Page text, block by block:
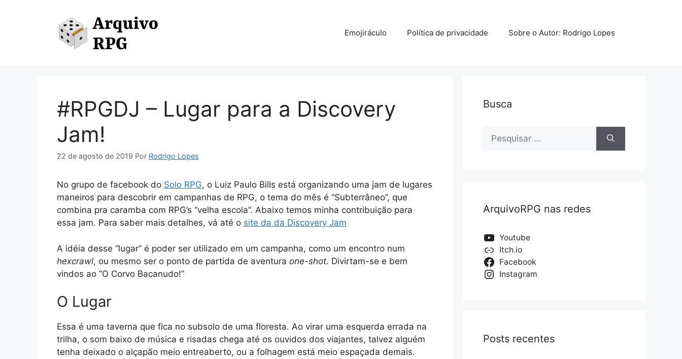
Emojiráculo Política de privacidade Sobre o Autor: Rodrigo Lopes
#RPGDJ – Lugar para a Discovery
Jam!
22 de agosto de 2019 Por Rodrigo Lopes
No grupo de facebook do Solo RPG, o Luiz Paulo Bills está organizando uma jam de lugares
maneiros para descobrir em campanhas de RPG, o tema do mês é “Subterrâneo”, que
combina pra caramba com RPG’s “velha escola”. Abaixo temos minha contribuição para
essa jam. Para saber mais detalhes, vá até o site da da Discovery Jam
A idéia desse “lugar” é poder ser utilizado em um campanha, como um encontro num
hexcrawl, ou mesmo ser o ponto de partida de aventura one-shot. Divirtam-se e bem
vindos ao “O Corvo Bacanudo!”
O Lugar
Essa é uma taverna que fica no subsolo de uma floresta. Ao virar uma esquerda errada na
trilha, o som baixo de música e risadas chega até os ouvidos dos viajantes, talvez alguém
tenha deixado o alçapão meio entreaberto, ou a folhagem está meio espaçada demais.
Busca
Pesquisar
ArquivoRPG nas redes
Youtube
Itch.io
Facebook
Instagram
Posts recentes